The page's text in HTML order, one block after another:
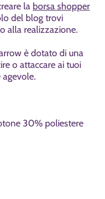
la borsa shopper
del blog trovi
alla realizzazione.
è dotato di una
o attaccare ai tuoi
30% poliestere